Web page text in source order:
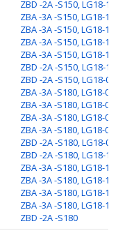
ZBD -2A -S150, LG18-
ZBA -3A -S150, LG18-
ZBA -3A -S150, LG18-
ZBA -3A -S150, LG18-
ZBA -3A -S150, LG18-
ZBD -2A -S150, LG18-
ZBD -2A -S150, LG18-
ZBA -3A -S180, LG18-
ZBA -3A -S180, LG18-
ZBA -3A -S180, LG18-
ZBA -3A -S180, LG18-
ZBD -2A -S180, LG18-
ZBD -2A -S180, LG18-
ZBA -3A -S180, LG18-
ZBA -3A -S180, LG18-
ZBA -3A -S180, LG18-
ZBA -3A -S180, LG18-
ZBD -2A -S180